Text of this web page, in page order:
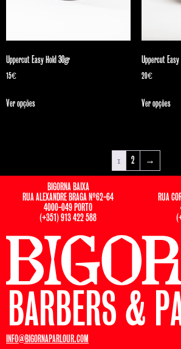
Uppercut Easy Hold 30gr
15€
Ver opções
Uppercut Easy
20€
Ver opções
1 2 →
BIGORNA BAIXA
RUA ALEXANDRE BRAGA Nº62-64
4000-049 PORTO
(+351) 913 422 588
RUA
BARBERS &
INFO@BIGORNAPARLOUR.COM